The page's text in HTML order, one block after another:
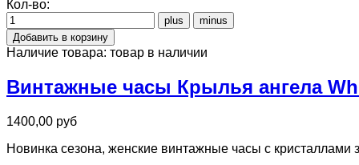
Кол-во:
Наличие товара: товар в наличии
Винтажные часы Крылья ангела
1400,00 руб
Новинка сезона, женские винтажные часы с кристаллами